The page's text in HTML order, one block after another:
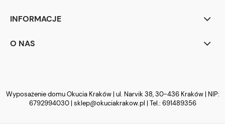
INFORMACJE
O NAS
Wyposażenie domu Okucia Kraków | ul. Narvik 38, 30-436 Kraków | NIP:
6792994030 | sklep@okuciakrakow.pl | Tel.: 691489356